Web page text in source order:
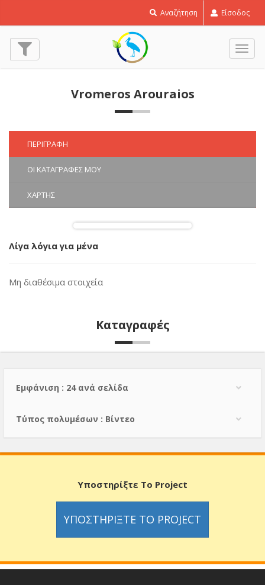
Αναζήτηση Είσοδος
Vromeros Arouraios
ΠΕΡΙΓΡΑΦΉ
ΟΙ ΚΑΤΑΓΡΑΦΈΣ ΜΟΥ
ΧΆΡΤΗΣ
Λίγα λόγια για μένα
Μη διαθέσιμα στοιχεία
Καταγραφές
Εμφάνιση : 24 ανά σελίδα
Τύπος πολυμέσων : Βίντεο
Υποστηρίξτε Το Project
ΥΠΟΣΤΗΡΊΞΤΕ ΤΟ PROJECT